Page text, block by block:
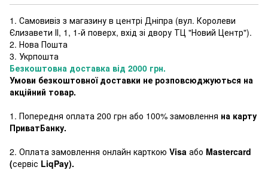
1. Самовивіз з магазину в центрі Дніпра (вул. Королеви
Єлизавети ІІ, 1, 1-й поверх, вхід зі двору ТЦ "Новий Центр").
2. Нова Пошта
3. Укрпошта
Безкоштовна доставка від 2000 грн.
Умови безкоштовної доставки не розповсюджуються на
акційний товар.
1. Попередня оплата 200 грн або 100% замовлення на карту
ПриватБанку.
2. Оплата замовлення онлайн карткою Visa або Mastercard
(сервіс LiqPay).